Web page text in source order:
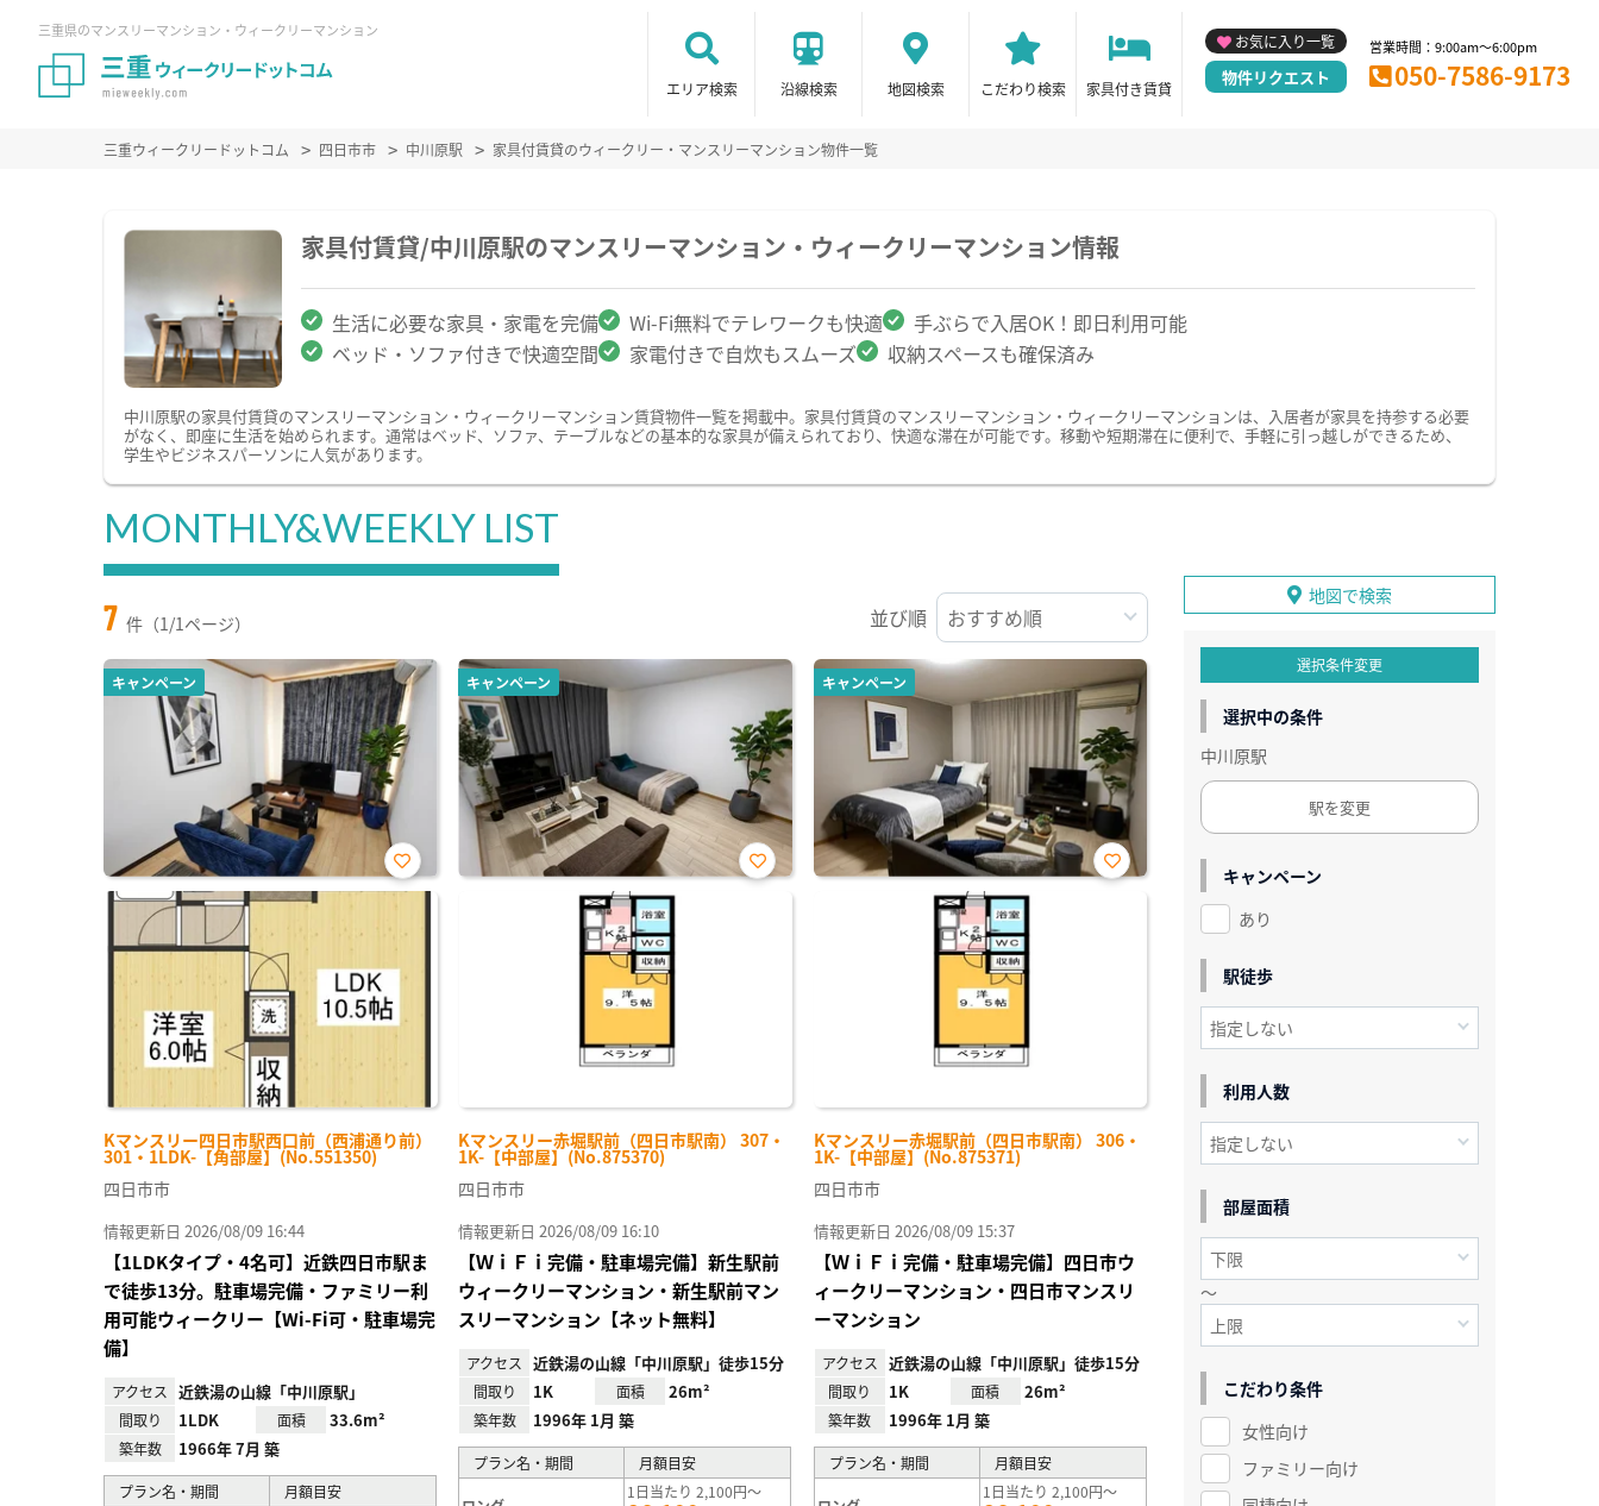
三重県のマンスリーマンション・ウィークリーマンション
エリア検索 沿線検索 地図検索 こだわり検索 家具付き賃貸
お気に入り一覧
物件リクエスト
営業時間：9:00am～6:00pm
050-7586-9173
三重ウィークリードットコム 四日市市 中川原駅 家具付賃貸のウィークリー・マンスリーマンション物件一覧
家具付賃貸/中川原駅のマンスリーマンション・ウィークリーマンション情報
生活に必要な家具・家電を完備 Wi-Fi無料でテレワークも快適
手ぶらで入居OK！即日利用可能
ベッド・ソファ付きで快適空間
家電付きで自炊もスムーズ 収納スペースも確保済み
中川原駅の家具付賃貸のマンスリーマンション・ウィークリーマンション賃貸物件一覧を掲載中。家具付賃貸のマンスリーマンション・ウィークリーマンションは、入居者が家具を持参する必要
がなく、即座に生活を始められます。通常はベッド、ソファ、テーブルなどの基本的な家具が備えられており、快適な滞在が可能です。移動や短期滞在に便利で、手軽に引っ越しができるため、
学生やビジネスパーソンに人気があります。
MONTHLY&WEEKLY LIST
7 件（1/1ページ） 並び順
キャンペーン
Kマンスリー四日市駅西口前（西浦通り前）
301・1LDK-【角部屋】(No.551350)
お気
四日市市
情報更新日 2026/08/09 16:44
【1LDKタイプ・4名可】近鉄四日市駅ま
で徒歩13分。駐車場完備・ファミリー利
用可能ウィークリー【Wi-Fi可・駐車場完
備】
アクセス 近鉄湯の山線「中川原駅」
間取り 1LDK 面積 33.6m²
築年数 1966年 7月 築
プラン名・期間 月額目安
キャンペーン
Kマンスリー赤堀駅前（四日市駅南） 307・
1K-【中部屋】(No.875370)
お気
四日市市
情報更新日 2026/08/09 16:10
【ＷｉＦｉ完備・駐車場完備】新生駅前
ウィークリーマンション・新生駅前マン
スリーマンション【ネット無料】
アクセス 近鉄湯の山線「中川原駅」徒歩15分
間取り 1K 面積 26m²
築年数 1996年 1月 築
プラン名・期間 月額目安
1日当たり 2,100円～
キャンペーン
Kマンスリー赤堀駅前（四日市駅南） 306・
1K-【中部屋】(No.875371)
お気
四日市市
情報更新日 2026/08/09 15:37
【ＷｉＦｉ完備・駐車場完備】四日市ウ
ィークリーマンション・四日市マンスリ
ーマンション
アクセス 近鉄湯の山線「中川原駅」徒歩15分
間取り 1K 面積 26m²
築年数 1996年 1月 築
プラン名・期間 月額目安
1日当たり 2,100円～
地図で検索
選択条件変更
選択中の条件
中川原駅
駅を変更
キャンペーン
あり
駅徒歩
利用人数
部屋面積
～
こだわり条件
女性向け
ファミリー向け